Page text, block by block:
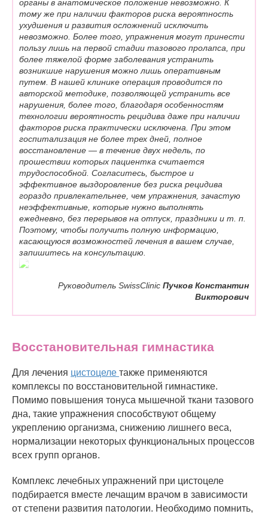
органы в анатомическое положение невозможно. К
тому же при наличии факторов риска вероятность
ухудшения и развития осложнений исключить
невозможно. Более того, упражнения могут принести
пользу лишь на первой стадии тазового пролапса, при
более тяжелой форме заболевания устранить
возникшие нарушения можно лишь оперативным
путем. В нашей клинике операция проводится по
авторской методике, позволяющей устранить все
нарушения, более того, благодаря особенностям
технологии вероятность рецидива даже при наличии
факторов риска практически исключена. При этом
госпитализация не более трех дней, полное
восстановление — в течение двух недель, по
прошествии которых пациентка считается
трудоспособной. Согласитесь, быстрое и
эффективное выздоровление без риска рецидива
гораздо привлекательнее, чем упражнения, зачастую
неэффективные, которые нужно выполнять
ежедневно, без перерывов на отпуск, праздники и т. п.
Поэтому, чтобы получить полную информацию,
касающуюся возможностей лечения в вашем случае,
запишитесь на консультацию.
Руководитель SwissClinic Пучков Константин
Викторович
Восстановительная гимнастика
Для лечения цистоцеле также применяются
комплексы по восстановительной гимнастике.
Помимо повышения тонуса мышечной ткани тазового
дна, такие упражнения способствуют общему
укреплению организма, снижению лишнего веса,
нормализации некоторых функциональных процессов
всех групп органов.
Комплекс лечебных упражнений при цистоцеле
подбирается вместе лечащим врачом в зависимости
от степени развития патологии. Необходимо помнить,